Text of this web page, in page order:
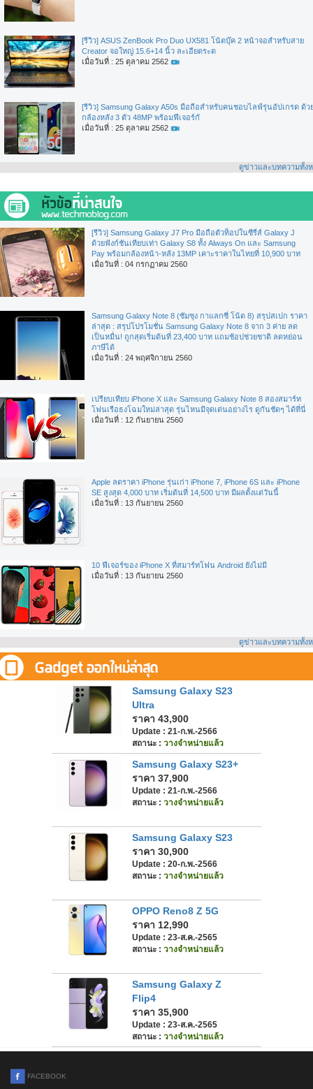
[รีวิว] ASUS ZenBook Pro Duo UX581 โน้ตบุ๊ค 2 หน้าจอสำหรับสาย
Creator จอใหญ่ 15.6+14 นิ้ว ละเอียดระด
เมื่อวันที่ : 25 ตุลาคม 2562
[รีวิว] Samsung Galaxy A50s มือถือสำหรับคนชอบไลฟ์รุ่นอัปเกรด ด้ว
กล้องหลัง 3 ตัว 48MP พร้อมฟีเจอร์กั
เมื่อวันที่ : 25 ตุลาคม 2562
ดูข่าวและบทความทั้ง
[รีวิว] Samsung Galaxy J7 Pro มือถือตัวท็อปในซีรี่ส์ Galaxy J
ด้วยฟังก์ชันเทียบเท่า Galaxy S8 ทั้ง Always On และ Samsung
Pay พร้อมกล้องหน้า-หลัง 13MP เคาะราคาในไทยที่ 10,900 บาท
เมื่อวันที่ : 04 กรกฏาคม 2560
Samsung Galaxy Note 8 (ซัมซุง กาแลกซี่ โน้ต 8) สรุปสเปก ราคา
ล่าสุด : สรุปโปรโมชั่น Samsung Galaxy Note 8 จาก 3 ค่าย ลด
เป็นหมื่น! ถูกสุดเริ่มต้นที่ 23,400 บาท แถมช้อปช่วยชาติ ลดหย่อน
ภาษีได้
เมื่อวันที่ : 24 พฤศจิกายน 2560
เปรียบเทียบ iPhone X และ Samsung Galaxy Note 8 สองสมาร์ท
โฟนเรือธงโฉมใหม่ล่าสุด รุ่นไหนมีจุดเด่นอย่างไร ดูกันชัดๆ ได้ที่นี่
เมื่อวันที่ : 12 กันยายน 2560
Apple ลดราคา iPhone รุ่นเก่า iPhone 7, iPhone 6S และ iPhone
SE สูงสุด 4,000 บาท เริ่มต้นที่ 14,500 บาท มีผลตั้งแต่วันนี้
เมื่อวันที่ : 13 กันยายน 2560
10 ฟีเจอร์ของ iPhone X ที่สมาร์ทโฟน Android ยังไม่มี
เมื่อวันที่ : 13 กันยายน 2560
ดูข่าวและบทความทั้ง
Samsung Galaxy S23
Ultra
ราคา 43,900
Update : 21-ก.พ.-2566
สถานะ : วางจำหน่ายแล้ว
Samsung Galaxy S23+
ราคา 37,900
Update : 21-ก.พ.-2566
สถานะ : วางจำหน่ายแล้ว
Samsung Galaxy S23
ราคา 30,900
Update : 20-ก.พ.-2566
สถานะ : วางจำหน่ายแล้ว
OPPO Reno8 Z 5G
ราคา 12,990
Update : 23-ส.ค.-2565
สถานะ : วางจำหน่ายแล้ว
Samsung Galaxy Z
Flip4
ราคา 35,900
Update : 23-ส.ค.-2565
สถานะ : วางจำหน่ายแล้ว
FACEBOOK